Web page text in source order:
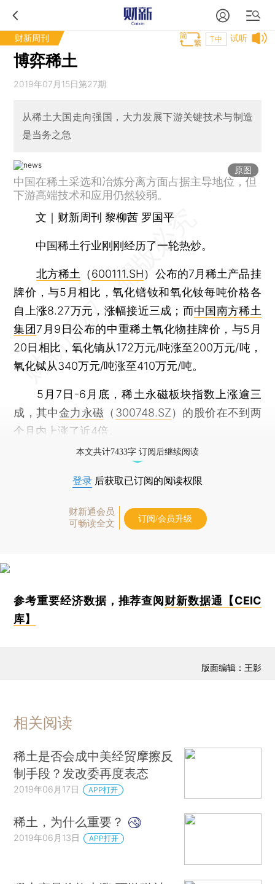
财新周刊 试听
T中
博弈稀土
2019年07月15日第27期
从稀土大国走向强国，大力发展下游关键技术与制造
是当务之急
原图
中国在稀土采选和冶炼分离方面占据主导地位，但
下游高端技术和应用仍然较弱。
文｜财新周刊 黎柳茜 罗国平
中国稀土行业刚刚经历了一轮热炒。
北方稀土 （600111.SH）公布的7月稀土产品挂
牌价，与5月相比，氧化镨钕和氧化钕每吨价格各
自上涨8.27万元，涨幅接近三成；而中国南方稀土
集团7月9日公布的中重稀土氧化物挂牌价，与5月
20日相比，氧化镝从172万元/吨涨至200万元/吨，
氧化铽从340万元/吨涨至410万元/吨。
5月7日-6月底，稀土永磁板块指数上涨逾三
成，其中金力永磁 （ 300748.SZ）的股价在不到两
个月内上涨了近4倍。
本文共计7433字 订阅后继续阅读
登录 后获取已订阅的阅读权限
财新通会员
可畅读全文
订阅/会员升级
参考重要经济数据，推荐查阅 财新数据通【CEIC
库】
版面编辑：王影
相关阅读
稀土是否会成中美经贸摩擦反
制手段？发改委再度表态
2019年06月17日 APP打开
稀土，为什么重要？
2019年06月13日 APP打开